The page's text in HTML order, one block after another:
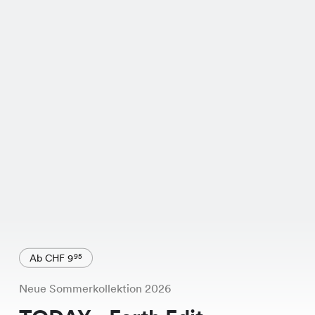
Ab CHF 995
Neue Sommerkollektion 2026